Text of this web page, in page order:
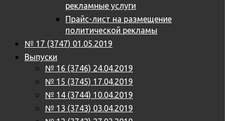
рекламные услуги
Прайс-лист на размещение
политической рекламы
№ 17 (3747) 01.05.2019
Выпуски
№ 16 (3746) 24.04.2019
№ 15 (3745) 17.04.2019
№ 14 (3744) 10.04.2019
№ 13 (3743) 03.04.2019